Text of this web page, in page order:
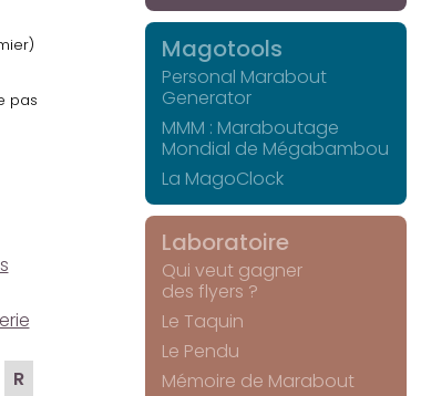
pas
R
Magotools
Personal Marabout
Generator
MMM : Maraboutage
Mondial de Mégabambou
La MagoClock
Laboratoire
Qui veut gagner
des flyers ?
Le Taquin
Le Pendu
Mémoire de Marabout